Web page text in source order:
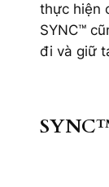
thực hiện
SYNC™
đi và giữ